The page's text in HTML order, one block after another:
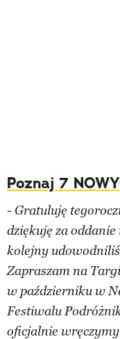
Poznaj 7
- Gratuluję
dziękuję za
kolejny
Zapraszam na
w październiku w
Festiwalu
oficjalnie